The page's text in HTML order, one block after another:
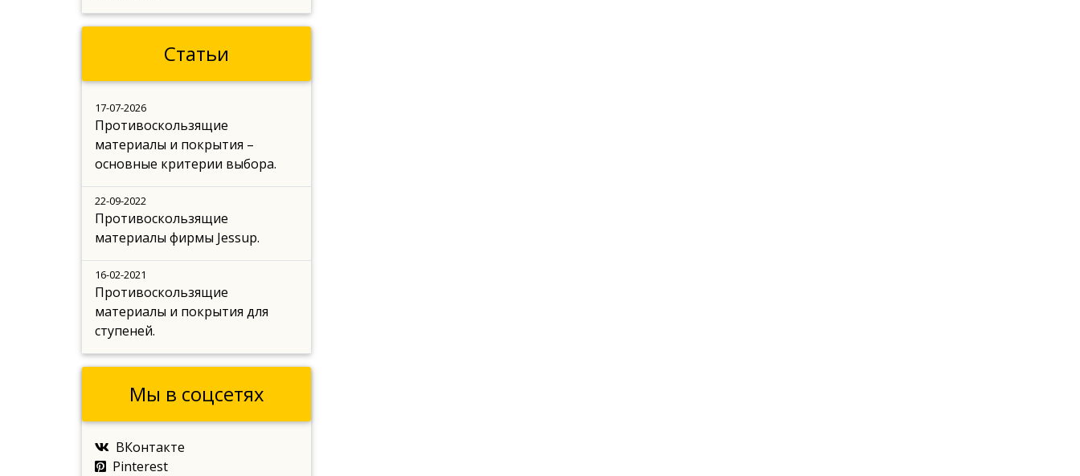
Статьи
17-07-2026
Противоскользящие
материалы и покрытия –
основные критерии выбора.
22-09-2022
Противоскользящие
материалы фирмы Jessup.
16-02-2021
Противоскользящие
материалы и покрытия для
ступеней.
Мы в соцсетях
ВКонтакте
Pinterest